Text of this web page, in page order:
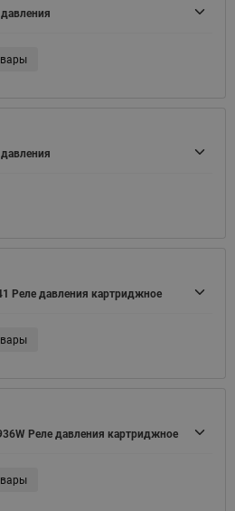
Реле давления картриджное
Реле давления картриджное